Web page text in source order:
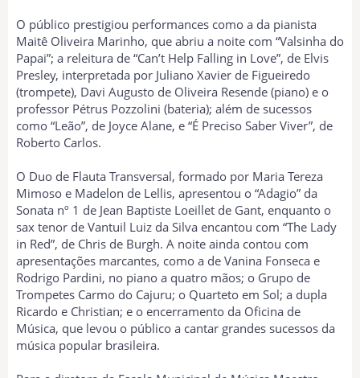
O público prestigiou performances como a da pianista
Maitê Oliveira Marinho, que abriu a noite com “Valsinha do
Papai”; a releitura de “Can’t Help Falling in Love”, de Elvis
Presley, interpretada por Juliano Xavier de Figueiredo
(trompete), Davi Augusto de Oliveira Resende (piano) e o
professor Pétrus Pozzolini (bateria); além de sucessos
como “Leão”, de Joyce Alane, e “É Preciso Saber Viver”, de
Roberto Carlos.
O Duo de Flauta Transversal, formado por Maria Tereza
Mimoso e Madelon de Lellis, apresentou o “Adagio” da
Sonata nº 1 de Jean Baptiste Loeillet de Gant, enquanto o
sax tenor de Vantuil Luiz da Silva encantou com “The Lady
in Red”, de Chris de Burgh. A noite ainda contou com
apresentações marcantes, como a de Vanina Fonseca e
Rodrigo Pardini, no piano a quatro mãos; o Grupo de
Trompetes Carmo do Cajuru; o Quarteto em Sol; a dupla
Ricardo e Christian; e o encerramento da Oficina de
Música, que levou o público a cantar grandes sucessos da
música popular brasileira.